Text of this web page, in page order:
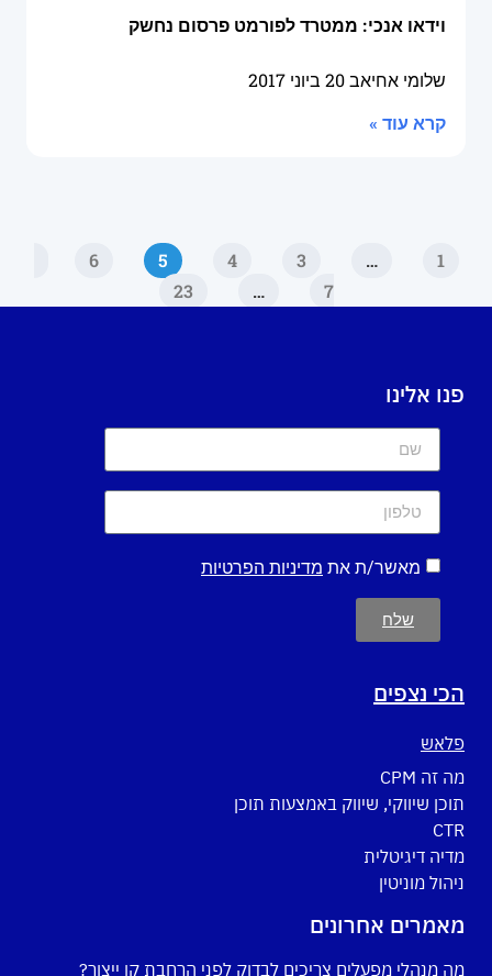
וידאו אנכי: ממטרד לפורמט פרסום נחשק
שלומי אחיאב20 ביוני 2017
קרא עוד »
1
…
3
4
5
6
7
…
23
פנו אלינו
מאשר/ת את מדיניות הפרטיות
שלח
הכי נצפים
פלאש
מה זה CPM
תוכן שיווקי, שיווק באמצעות תוכן
CTR
מדיה דיגיטלית
ניהול מוניטין
מאמרים אחרונים
מה מנהלי מפעלים צריכים לבדוק לפני הרחבת קו ייצור?